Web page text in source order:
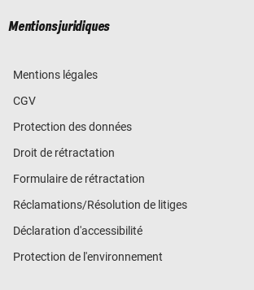
Mentions juridiques
Mentions légales
CGV
Protection des données
Droit de rétractation
Formulaire de rétractation
Réclamations/Résolution de litiges
Déclaration d'accessibilité
Protection de l'environnement